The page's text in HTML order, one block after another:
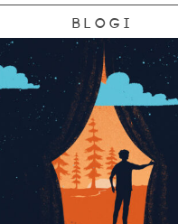
Blogi